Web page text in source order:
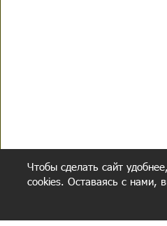
Чтобы сделать сайт
cookies. Оставаясь с нами,